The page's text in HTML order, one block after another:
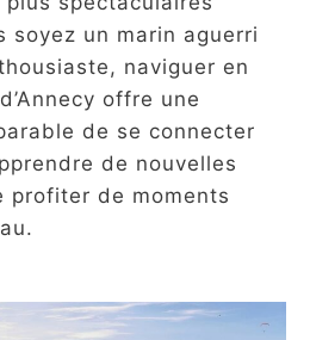
soyez un marin aguerri
naviguer en
offre une
de se connecter
de nouvelles
profiter de moments